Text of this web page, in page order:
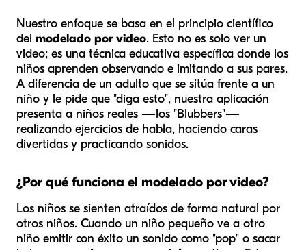
Nuestro enfoque se basa en el principio científico
del modelado por video. Esto no es solo ver un
video; es una técnica educativa específica donde los
niños aprenden observando e imitando a sus pares.
A diferencia de un adulto que se sitúa frente a un
niño y le pide que "diga esto", nuestra aplicación
presenta a niños reales —los "Blubbers"—
realizando ejercicios de habla, haciendo caras
divertidas y practicando sonidos.
¿Por qué funciona el modelado por video?
Los niños se sienten atraídos de forma natural por
otros niños. Cuando un niño pequeño ve a otro
niño emitir con éxito un sonido como "pop" o sacar